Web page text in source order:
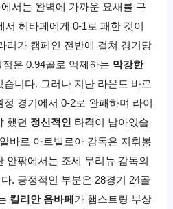
서는 완벽에 가까운 요새를 구
헤타페에게 0-1로 패한 것이
리가 캠페인 전반에 걸쳐 경기당
점은 0.94골로 억제하는 막강한
습니다. 그러나 지난 라운드 바르
경기에서 0-2로 완패하며 라이
했던 정신적인 타격이 남아있습
바로 아르벨로아 감독은 지휘봉
안팎에서는 조세 무리뉴 감독의
. 긍정적인 부분은 28경기 24골
킬리안 음바페 가 햄스트링 부상